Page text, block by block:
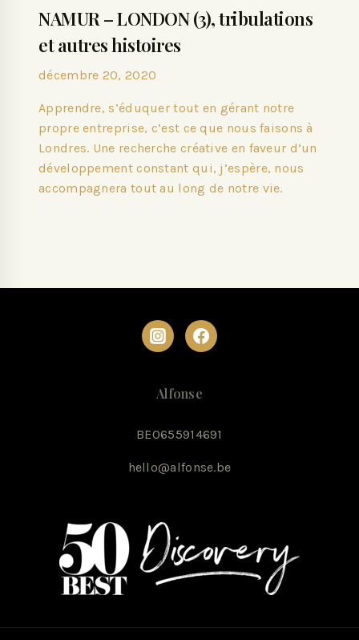
NAMUR – LONDON (3), tribulations
et autres histoires
décembre 20, 2020
Apprendre, s’éduquer tout en gérant notre
propre entreprise, c’est ce que nous faisons à
Londres. Une recherche créative en faveur d’un
développement constant qui, j’espère, nous
accompagnera tout au long de notre vie.
Alfonse
BE0655914691
hello@alfonse.be